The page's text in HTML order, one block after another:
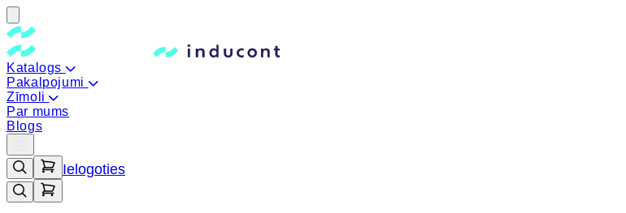
Katalogs
Pakalpojumi
Zīmoli
Par mums
Blogs
Ielogoties